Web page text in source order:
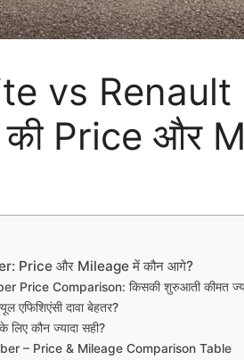
vs Renault
Price और
Price और Mileage में कौन आगे?
Price Comparison: किसकी शुरुआती कीमत
दावा बेहतर?
कौन ज्यादा सही?
– Price & Mileage Comparison Table